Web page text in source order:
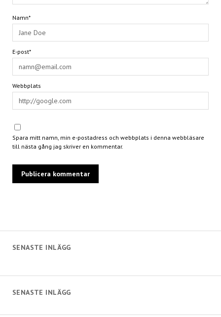
SENASTE INLÄGG
Namn*
E-post*
Webbplats
Spara mitt namn, min e-postadress och webbplats i denna webbläsare
till nästa gång jag skriver en kommentar.
SENASTE INLÄGG